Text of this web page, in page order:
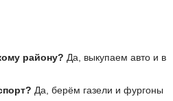
району? Да, выкупаем авто и в
Да, берём газели и фургоны